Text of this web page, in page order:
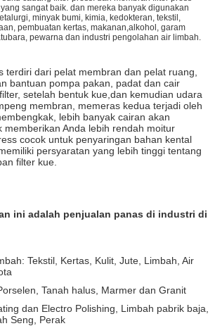
sangat baik. dan mereka banyak digunakan
minyak bumi, kimia, kedokteran, tekstil,
pembuatan kertas, makanan,alkohol, garam
pewarna dan industri pengolahan air limbah.
terdiri dari pelat membran dan pelat ruang,
bantuan pompa pakan, padat dan cair
setelah bentuk kue,dan kemudian udara
membran, memeras kedua terjadi oleh
lebih banyak cairan akan
memberikan Anda lebih rendah moitur
cocok untuk penyaringan bahan kental
persyaratan yang lebih tinggi tentang
filter kue.
ini adalah penjualan panas di industri di
Tekstil, Kertas, Kulit, Jute, Limbah, Air
Tanah halus, Marmer dan Granit
dan Electro Polishing, Limbah pabrik baja,
Seng, Perak